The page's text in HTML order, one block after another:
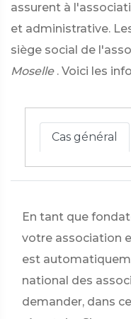
assurent à
et administrative.
siège social de
Moselle . Voici les
Cas général
En tant que
votre association
est
national des
demander, dans